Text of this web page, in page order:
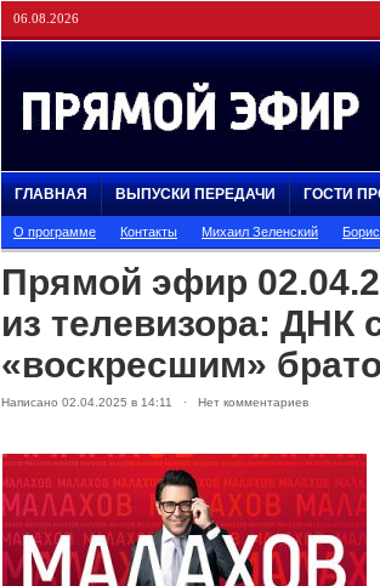
06.08.2026
ГЛАВНАЯ ВЫПУСКИ ПЕРЕДАЧИ ГОСТИ
О программе Контакты Михаил Зеленский
Прямой эфир
из телевизора: ДНК
«воскресшим»
Написано 02.04.2025 в 14:11 · Нет комментариев